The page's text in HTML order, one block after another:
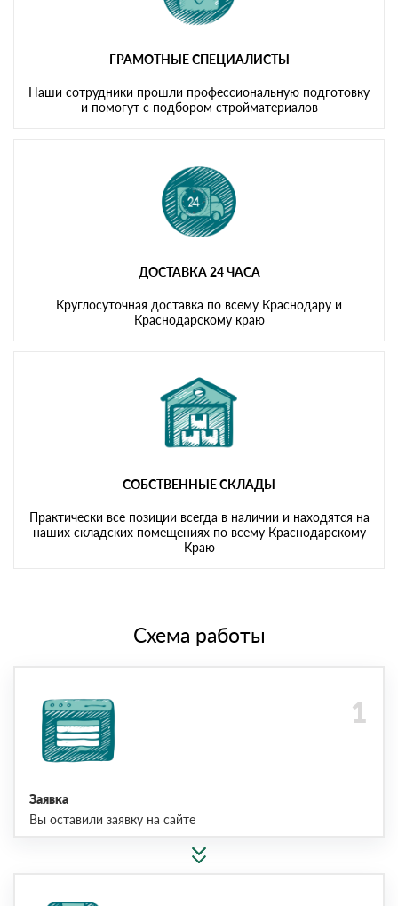
ГРАМОТНЫЕ СПЕЦИАЛИСТЫ
Наши сотрудники прошли профессиональную подготовку
и помогут с подбором стройматериалов
ДОСТАВКА 24 ЧАСА
Круглосуточная доставка по всему Краснодару и
Краснодарскому краю
СОБСТВЕННЫЕ СКЛАДЫ
Практически все позиции всегда в наличии и находятся на
наших складских помещениях по всему Краснодарскому
Краю
Схема работы
Заявка
Вы оставили заявку на сайте